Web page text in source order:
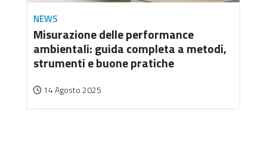
NEWS
Misurazione delle performance
ambientali: guida completa a metodi,
strumenti e buone pratiche
14 Agosto 2025